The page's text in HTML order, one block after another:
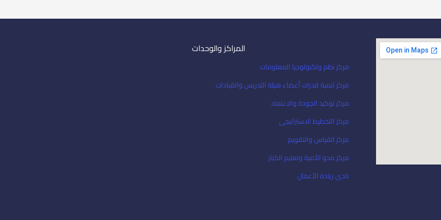
المراكز والوحدات
مركز نظم وتكنولوجيا المعلومات
مركز تنمية قدرات أعضاء هيئة التدريس والقيادات
مركز توكيد الجودة والاعتماد
مركز التخطيط الاستراتيجى
مركز القياس والتقويم
مركز محو الأمية وتعليم الكبار
نادى ريادة الأعمال